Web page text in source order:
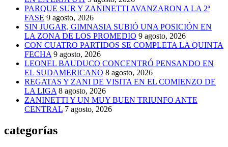
PARQUE SUR Y ZANINETTI AVANZARON A LA 2ª
FASE 9 agosto, 2026
SIN JUGAR, GIMNASIA SUBIÓ UNA POSICIÓN EN
LA ZONA DE LOS PROMEDIO 9 agosto, 2026
CON CUATRO PARTIDOS SE COMPLETA LA QUINTA
FECHA 9 agosto, 2026
LEONEL BAUDUCO CONCENTRÓ PENSANDO EN
EL SUDAMERICANO 8 agosto, 2026
REGATAS Y ZANI DE VISITA EN EL COMIENZO DE
LA LIGA 8 agosto, 2026
ZANINETTI Y UN MUY BUEN TRIUNFO ANTE
CENTRAL 7 agosto, 2026
categorías